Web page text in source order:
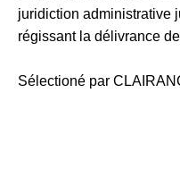
juridiction administrative
régissant la délivrance
Sélectioné par